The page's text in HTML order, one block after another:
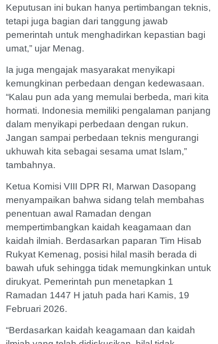
Keputusan ini bukan hanya pertimbangan teknis,
tetapi juga bagian dari tanggung jawab
pemerintah untuk menghadirkan kepastian bagi
umat,” ujar Menag.
Ia juga mengajak masyarakat menyikapi
kemungkinan perbedaan dengan kedewasaan.
“Kalau pun ada yang memulai berbeda, mari kita
hormati. Indonesia memiliki pengalaman panjang
dalam menyikapi perbedaan dengan rukun.
Jangan sampai perbedaan teknis mengurangi
ukhuwah kita sebagai sesama umat Islam,”
tambahnya.
Ketua Komisi VIII DPR RI, Marwan Dasopang
menyampaikan bahwa sidang telah membahas
penentuan awal Ramadan dengan
mempertimbangkan kaidah keagamaan dan
kaidah ilmiah. Berdasarkan paparan Tim Hisab
Rukyat Kemenag, posisi hilal masih berada di
bawah ufuk sehingga tidak memungkinkan untuk
dirukyat. Pemerintah pun menetapkan 1
Ramadan 1447 H jatuh pada hari Kamis, 19
Februari 2026.
“Berdasarkan kaidah keagamaan dan kaidah